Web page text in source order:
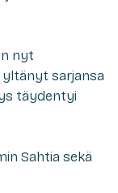
nyt
sarjansa
täydentyi
Sahtia sekä